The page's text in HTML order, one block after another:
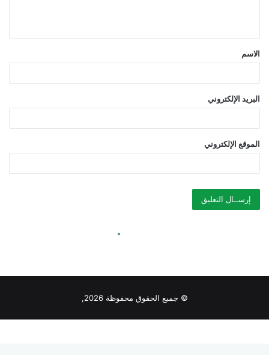
© جميع الحقوق محفوظة 2026,